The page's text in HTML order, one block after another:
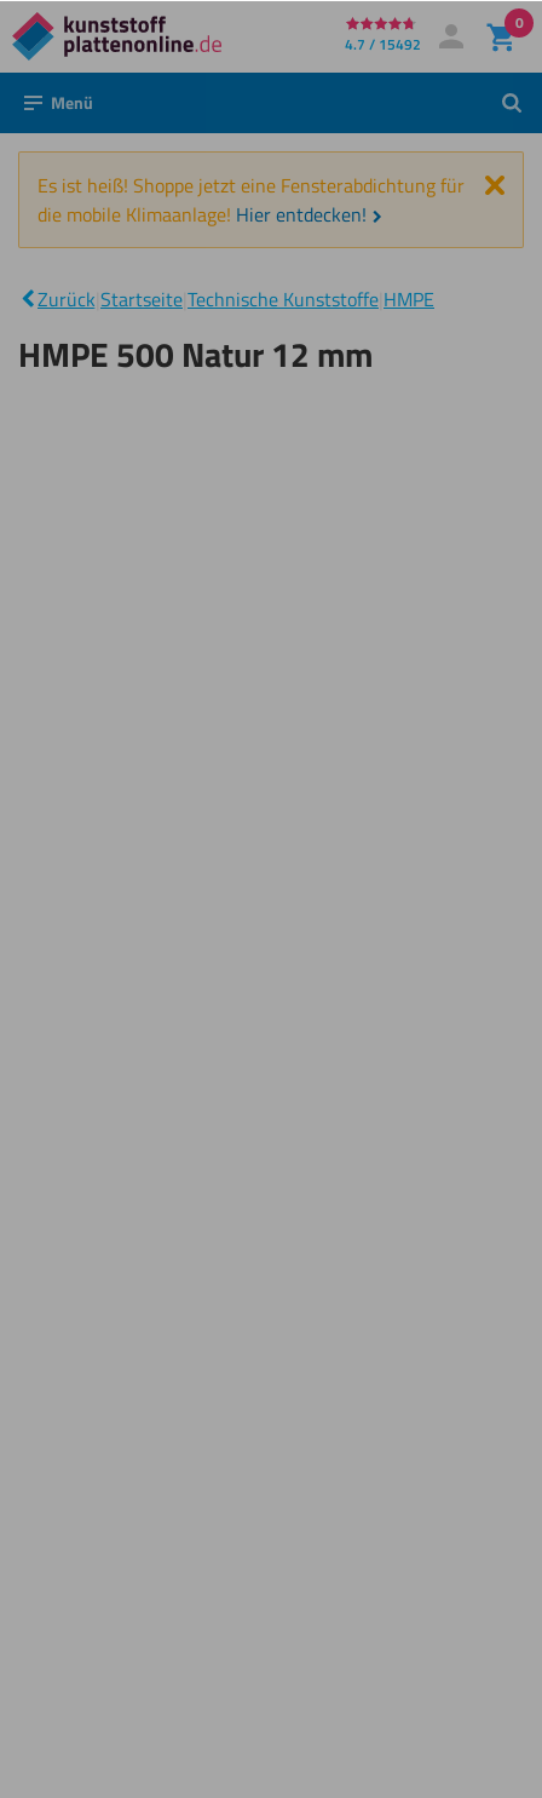
Direkt
zum
Inhalt
4.7 / 15492 Mein Konto
Anmelden
0
Menü
Es ist heiß! Shoppe jetzt eine Fensterabdichtung für
die mobile Klimaanlage! Hier entdecken!
Zurück StartseiteTechnische Kunststoffe HMPE
Natur
12
mm
HMPE 500 Natur 12 mm